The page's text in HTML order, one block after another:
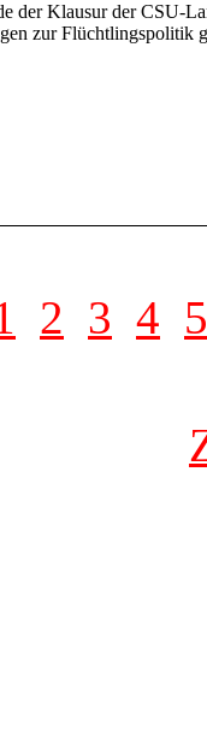
der Klausur der CSU-
zur Flüchtlingspolitik
2 3 4 5